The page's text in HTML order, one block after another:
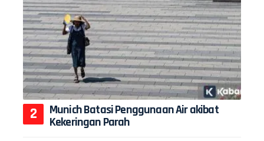
Munich Batasi Penggunaan Air akibat
Kekeringan Parah